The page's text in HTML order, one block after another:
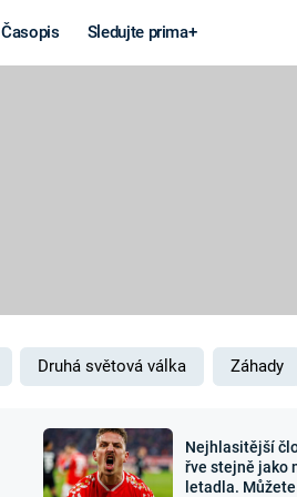
Časopis Sledujte prima+
MARS
Záhady a
Druhá světová válka Záhady
Nejhlasitější
řve stejně jako
letadla.